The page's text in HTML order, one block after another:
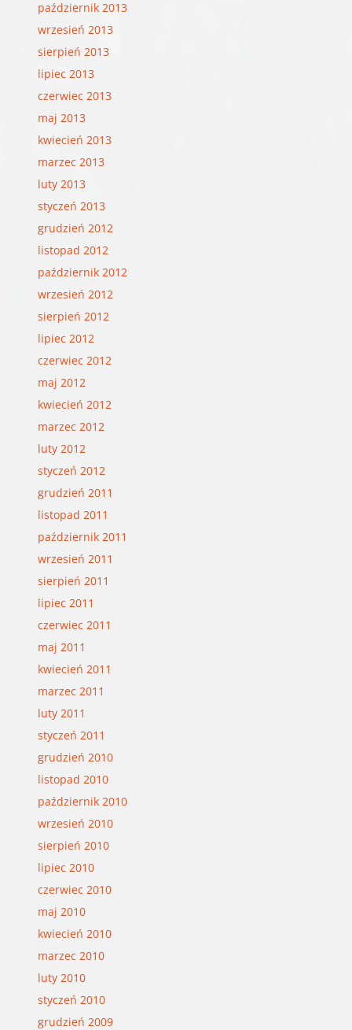
październik 2013
wrzesień 2013
sierpień 2013
lipiec 2013
czerwiec 2013
maj 2013
kwiecień 2013
marzec 2013
luty 2013
styczeń 2013
grudzień 2012
listopad 2012
październik 2012
wrzesień 2012
sierpień 2012
lipiec 2012
czerwiec 2012
maj 2012
kwiecień 2012
marzec 2012
luty 2012
styczeń 2012
grudzień 2011
listopad 2011
październik 2011
wrzesień 2011
sierpień 2011
lipiec 2011
czerwiec 2011
maj 2011
kwiecień 2011
marzec 2011
luty 2011
styczeń 2011
grudzień 2010
listopad 2010
październik 2010
wrzesień 2010
sierpień 2010
lipiec 2010
czerwiec 2010
maj 2010
kwiecień 2010
marzec 2010
luty 2010
styczeń 2010
grudzień 2009